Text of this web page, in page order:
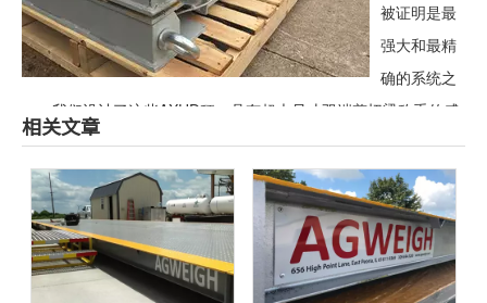
被证明是最
强大和最精
确的系统之
一。我们设计了这些AXHD秤，具有超大尺寸双端剪切梁称重传感
器，不锈钢保护称重传感器电缆和可拆卸斜坡。如果您正在寻找高
精度便携式汽车衡，我们的AXHD型号适合您。
相关文章